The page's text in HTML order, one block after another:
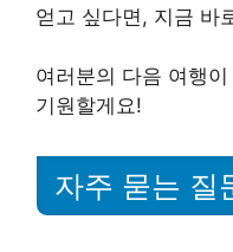
얻고 싶다면, 지금 바
여러분의 다음 여행
기원할게요!
자주 묻는 질